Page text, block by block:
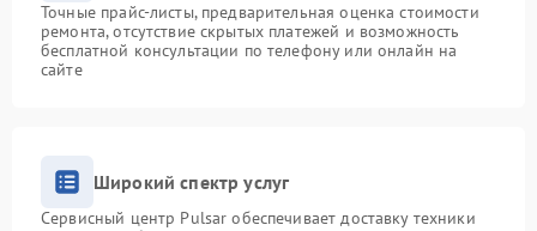
Точные прайс-листы, предварительная оценка стоимости
ремонта, отсутствие скрытых платежей и возможность
бесплатной консультации по телефону или онлайн на
сайте
Широкий спектр услуг
Сервисный центр Pulsar обеспечивает доставку техники